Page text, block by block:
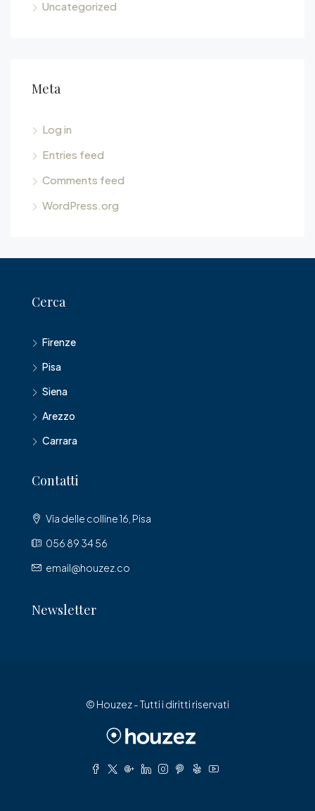
Uncategorized
Meta
Log in
Entries feed
Comments feed
WordPress.org
Cerca
Firenze
Pisa
Siena
Arezzo
Carrara
Contatti
Via delle colline 16, Pisa
056 89 34 56
email@houzez.co
Newsletter
© Houzez - Tutti i diritti riservati